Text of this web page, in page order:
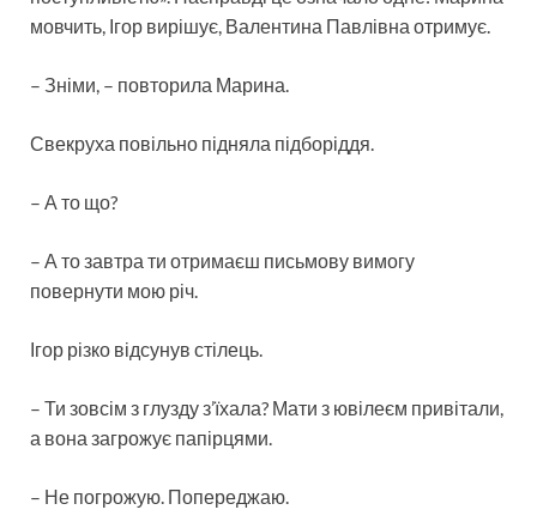
мовчить, Ігор вирішує, Валентина Павлівна отримує.
– Зніми, – повторила Марина.
Свекруха повільно підняла підборіддя.
– А то що?
– А то завтра ти отримаєш письмову вимогу
повернути мою річ.
Ігор різко відсунув стілець.
– Ти зовсім з глузду з’їхала? Мати з ювілеєм привітали,
а вона загрожує папірцями.
– Не погрожую. Попереджаю.